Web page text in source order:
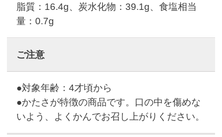
脂質：16.4g、炭水化物：39.1g、食塩相当
量：0.7g
ご注意
●対象年齢：4才頃から
●かたさが特徴の商品です。口の中を傷めな
いよう、よくかんでお召し上がりください。